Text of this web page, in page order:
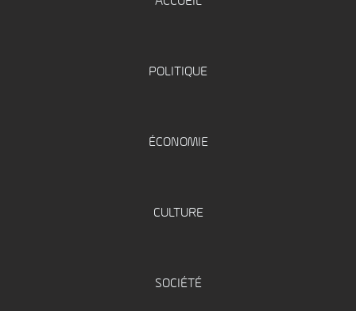
POLITIQUE
ÉCONOMIE
CULTURE
SOCIÉTÉ